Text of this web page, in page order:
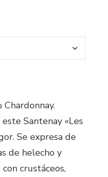
Santenay «Les
Se expresa de
de helecho y
crustáceos,